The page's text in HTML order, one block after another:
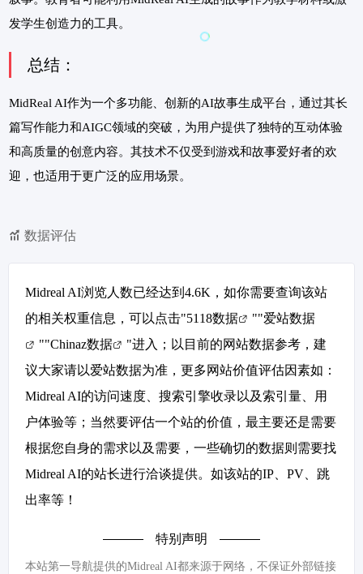
发学生创造力的工具。
总结：
MidReal AI作为一个多功能、创新的AI故事生成平台，通过其长
篇写作能力和AIGC领域的突破，为用户提供了独特的互动体验
和高质量的创意内容。其技术不仅受到游戏和故事爱好者的欢
迎，也适用于更广泛的应用场景。
数据评估
Midreal AI浏览人数已经达到4.6K，如你需要查询该站
的相关权重信息，可以点击"5118数据 ""爱站数据
""Chinaz数据
"进入；以目前的网站数据参考，建
议大家请以爱站数据为准，更多网站价值评估因素如：
Midreal AI的访问速度、搜索引擎收录以及索引量、用
户体验等；当然要评估一个站的价值，最主要还是需要
根据您自身的需求以及需要，一些确切的数据则需要找
Midreal AI的站长进行洽谈提供。如该站的IP、PV、跳
出率等！
特别声明
本站第一导航提供的Midreal AI都来源于网络，不保证外部链接